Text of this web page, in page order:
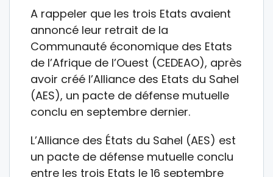
A rappeler que les trois Etats avaient
annoncé leur retrait de la
Communauté économique des Etats
de l’Afrique de l’Ouest (CEDEAO), après
avoir créé l’Alliance des Etats du Sahel
(AES), un pacte de défense mutuelle
conclu en septembre dernier.
L’Alliance des États du Sahel (AES) est
un pacte de défense mutuelle conclu
entre les trois Etats le 16 septembre